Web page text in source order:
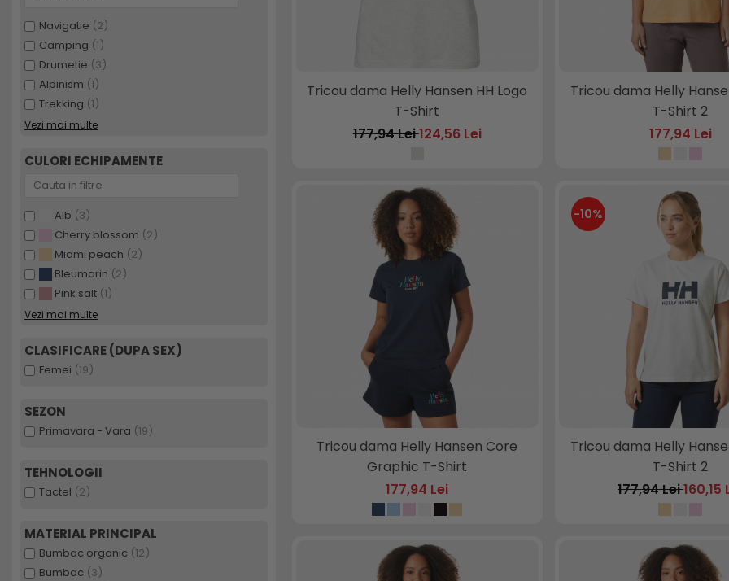
Navigatie (2)
Camping (1)
Drumetie (3)
Alpinism (1)
Trekking (1)
Vezi mai multe
CULORI ECHIPAMENTE
Alb (3)
Cherry blossom (2)
Miami peach (2)
Bleumarin (2)
Pink salt (1)
Vezi mai multe
CLASIFICARE (DUPA SEX)
Femei (19)
SEZON
Primavara - Vara (19)
TEHNOLOGII
Tactel (2)
MATERIAL PRINCIPAL
Bumbac organic (12)
Bumbac (3)
Tricou dama Helly Hansen HH Logo
T-Shirt
177,94 Lei124,56 Lei
Tricou dama Helly
T-Shirt 2
177,94 Lei
Tricou dama Helly Hansen Core
Graphic T-Shirt
177,94 Lei
-10%
Tricou dama Helly
T-Shirt 2
177,94 Lei160,15